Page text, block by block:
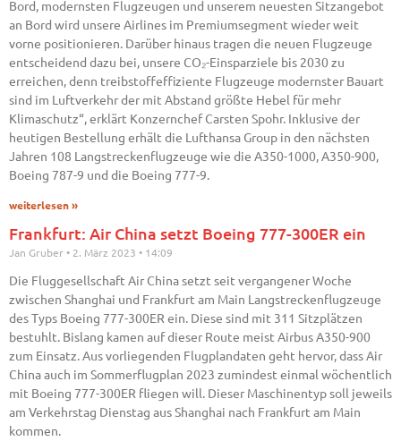
Bord, modernsten Flugzeugen und unserem neuesten Sitzangebot
an Bord wird unsere Airlines im Premiumsegment wieder weit
vorne positionieren. Darüber hinaus tragen die neuen Flugzeuge
entscheidend dazu bei, unsere CO₂-Einsparziele bis 2030 zu
erreichen, denn treibstoffeffiziente Flugzeuge modernster Bauart
sind im Luftverkehr der mit Abstand größte Hebel für mehr
Klimaschutz“, erklärt Konzernchef Carsten Spohr. Inklusive der
heutigen Bestellung erhält die Lufthansa Group in den nächsten
Jahren 108 Langstreckenflugzeuge wie die A350-1000, A350-900,
Boeing 787-9 und die Boeing 777-9.
weiterlesen »
Frankfurt: Air China setzt Boeing 777-300ER ein
Jan Gruber 2. März 2023 14:09
Die Fluggesellschaft Air China setzt seit vergangener Woche
zwischen Shanghai und Frankfurt am Main Langstreckenflugzeuge
des Typs Boeing 777-300ER ein. Diese sind mit 311 Sitzplätzen
bestuhlt. Bislang kamen auf dieser Route meist Airbus A350-900
zum Einsatz. Aus vorliegenden Flugplandaten geht hervor, dass Air
China auch im Sommerflugplan 2023 zumindest einmal wöchentlich
mit Boeing 777-300ER fliegen will. Dieser Maschinentyp soll jeweils
am Verkehrstag Dienstag aus Shanghai nach Frankfurt am Main
kommen.